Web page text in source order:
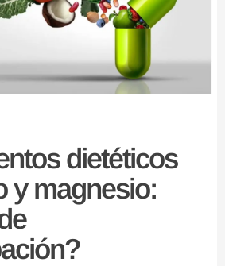
dietéticos
y magnesio: